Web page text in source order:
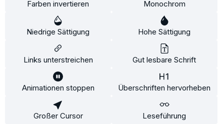
* Alle Preise inkl. gesetzl. Mehrwertsteuer zzgl.
und ggf. Nachnahmegebühren, wenn
Farben invertieren Monochrom
Niedrige Sättigung Hohe Sättigung
Links unterstreichen Gut lesbare Schrift
Animationen stoppen Überschriften hervorheben
Großer Cursor Leseführung
Diese Website verwendet Cookies, um eine bestmögliche
Erfahrung bieten zu können.
Mehr Informationen ...